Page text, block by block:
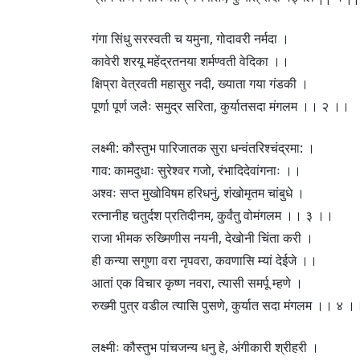
गंगा सिंधु सरस्वती च यमुना, गोदावरी नर्मदा ।
कावेरी शरयू महेंद्रतनया शर्मण्वती वेदिका ।।
क्षिप्रा वेत्रवती महासुर नदी, ख्याता गया गंडकी ।
पूर्णा पूर्ण जलैः समुद्र सरिता, कुर्यातसदा मंगलम ।। २ ।।
लक्ष्मी: कौस्तुभ पारिजातक सुरा धन्वंतरिश्चंद्रमा: ।
गाव: कामदुधाः सुरेश्वर गजो, रंभादिदेवांगनाः ।।
अश्वः सप्त मुखोविषम हरिधनुं, शंखोमृतम चांबुधे ।
रत्नानीह चतुर्दश प्रतिदीनम, कुर्वंतु वोमंगलम ।। ३ ।।
राजा भीमक रुख्मिणीस नयनी, देखोनी चिंता करी ।
ही कन्या सगुणा वरा नृपवरा, कवणासि म्यां देईजे ।।
आतां एक विचार कृष्ण नवरा, त्यासी समर्पू म्हणे ।
रुख्मी पुत्र वडील त्यासि पुसणे, कुर्यात सदा मंगलम ।। ४
लक्ष्मीः कौस्तुभ पांचजन्य धनु हे, अंगीकारी श्रीहरी ।